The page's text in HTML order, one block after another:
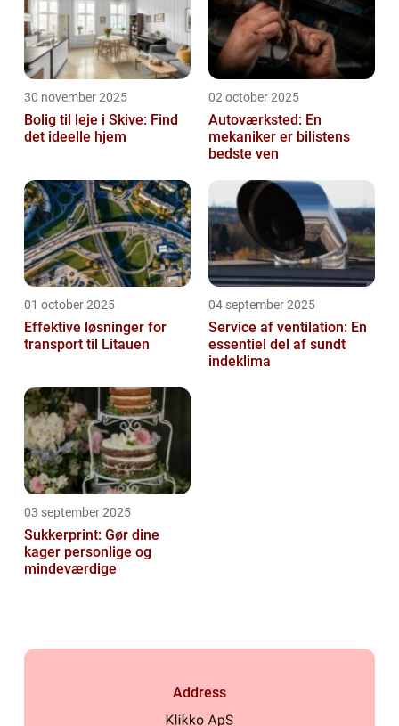
30 november 2025
Bolig til leje i Skive: Find
det ideelle hjem
02 october 2025
Autoværksted: En
mekaniker er bilistens
bedste ven
01 october 2025
Effektive løsninger for
transport til Litauen
04 september 2025
Service af ventilation: En
essentiel del af sundt
indeklima
03 september 2025
Sukkerprint: Gør dine
kager personlige og
mindeværdige
Address